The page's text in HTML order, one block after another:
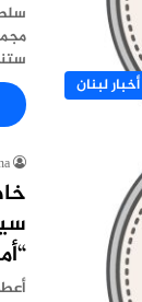
أخبار لبنان